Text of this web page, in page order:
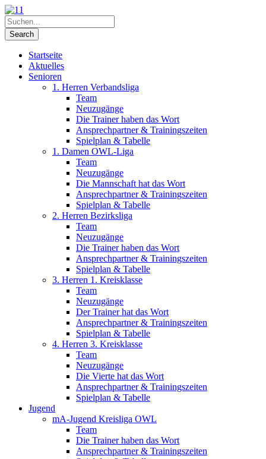
Startseite
Aktuelles
Senioren
1. Herren Verbandsliga
Team
Neuzugänge
Die Trainer haben das Wort
Ansprechpartner & Trainingszeiten
Spielplan & Tabelle
1. Damen OWL-Liga
Team
Neuzugänge
Die Mannschaft hat das Wort
Ansprechpartner & Trainingszeiten
Spielplan & Tabelle
2. Herren Bezirksliga
Team
Neuzugänge
Die Trainer haben das Wort
Ansprechpartner & Trainingszeiten
Spielplan & Tabelle
3. Herren 1. Kreisklasse
Team
Neuzugänge
Der Trainer hat das Wort
Ansprechpartner & Trainingszeiten
Spielplan & Tabelle
4. Herren 3. Kreisklasse
Team
Neuzugänge
Die Vierte hat das Wort
Ansprechpartner & Trainingszeiten
Spielplan & Tabelle
Jugend
mA-Jugend Kreisliga OWL
Team
Die Trainer haben das Wort
Ansprechpartner & Trainingszeiten